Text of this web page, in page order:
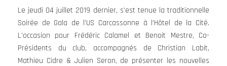
Le jeudi 04 juillet 2019 dernier, s’est tenue la traditionnelle
Soirée de Gala de l’US Carcassonne à l’Hôtel de la Cité.
L’occasion pour Frédéric Calamel et Benoit Mestre, Co-
Présidents du club, accompagnés de Christian Labit,
Mathieu Cidre & Julien Seron, de présenter les nouvelles